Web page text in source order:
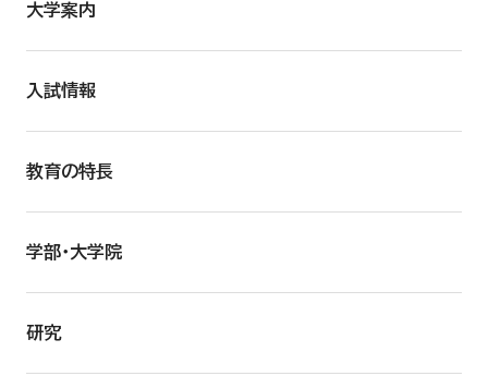
大学案内
入試情報
教育の特長
学部・大学院
研究